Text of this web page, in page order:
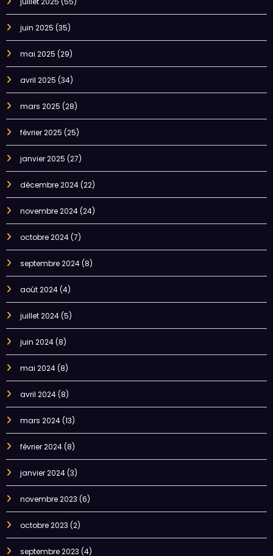
juin 2025 (35)
mai 2025 (29)
avril 2025 (34)
mars 2025 (28)
février 2025 (25)
janvier 2025 (27)
décembre 2024(22)
novembre 2024(24)
octobre 2024(7)
septembre 2024(8)
août 2024(4)
juillet 2024(5)
juin 2024(8)
mai 2024(8)
avril 2024(8)
mars 2024(13)
février 2024(8)
janvier 2024(3)
novembre 2023 (6)
octobre 2023 (2)
septembre 2023 (4)